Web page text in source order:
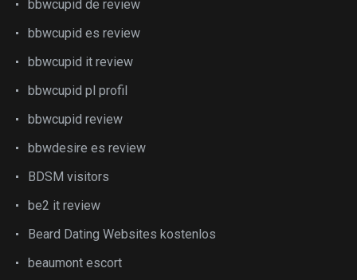
bbwcupid de review
bbwcupid es review
bbwcupid it review
bbwcupid pl profil
bbwcupid review
bbwdesire es review
BDSM visitors
be2 it review
Beard Dating Websites kostenlos
beaumont escort